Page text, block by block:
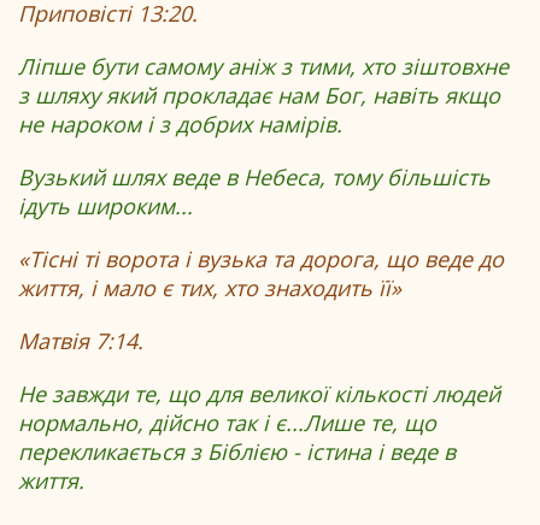
Приповісті 13:20.
Ліпше бути самому аніж з тими, хто зіштовхне
з шляху який прокладає нам Бог, навіть якщо
не нароком і з добрих намірів.
Вузький шлях веде в Небеса, тому більшість
ідуть широким...
«Тісні ті ворота і вузька та дорога, що веде до
життя, і мало є тих, хто знаходить її»
Матвія 7:14.
Не завжди те, що для великої кількості людей
нормально, дійсно так і є...Лише те, що
перекликається з Біблією - істина і веде в
життя.